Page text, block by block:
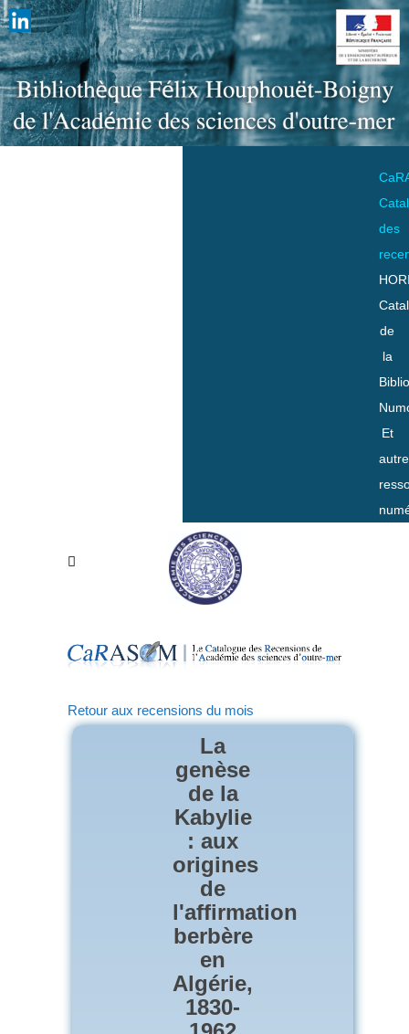
des
de
la
Et
Retour aux recensions du mois
La
genèse
de la
Kabylie
: aux
origines
de
l'affirmation
berbère
en
Algérie,
1830-